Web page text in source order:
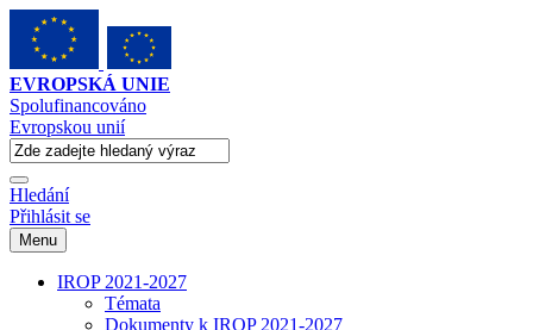
EVROPSKÁ UNIE
Spolufinancováno
Evropskou unií
Hledání
Přihlásit se
Menu
IROP 2021-2027
Témata
Dokumenty k IROP 2021-2027